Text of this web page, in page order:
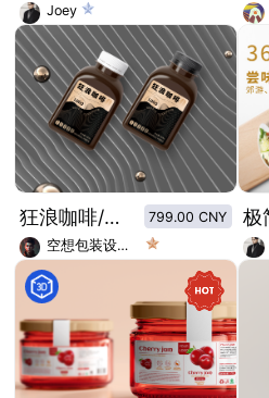
Joey
狂浪咖啡/冷萃咖啡液/浓缩无糖瓶装咖啡原液瓶装设计
799.00 CNY
空想包装设计师